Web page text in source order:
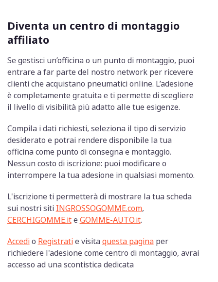
Diventa un centro di montaggio
affiliato
Se gestisci un’officina o un punto di montaggio, puoi
entrare a far parte del nostro network per ricevere
clienti che acquistano pneumatici online. L’adesione
è completamente gratuita e ti permette di scegliere
il livello di visibilità più adatto alle tue esigenze.
Compila i dati richiesti, seleziona il tipo di servizio
desiderato e potrai rendere disponibile la tua
officina come punto di consegna e montaggio.
Nessun costo di iscrizione: puoi modificare o
interrompere la tua adesione in qualsiasi momento.
L'iscrizione ti permetterà di mostrare la tua scheda
sui nostri siti INGROSSOGOMME.com,
CERCHIGOMME.ite GOMME-AUTO.it.
Accedio Registratie visitaquesta paginaper
richiedere l'adesione come centro di montaggio, avrai
accesso ad una scontistica dedicata